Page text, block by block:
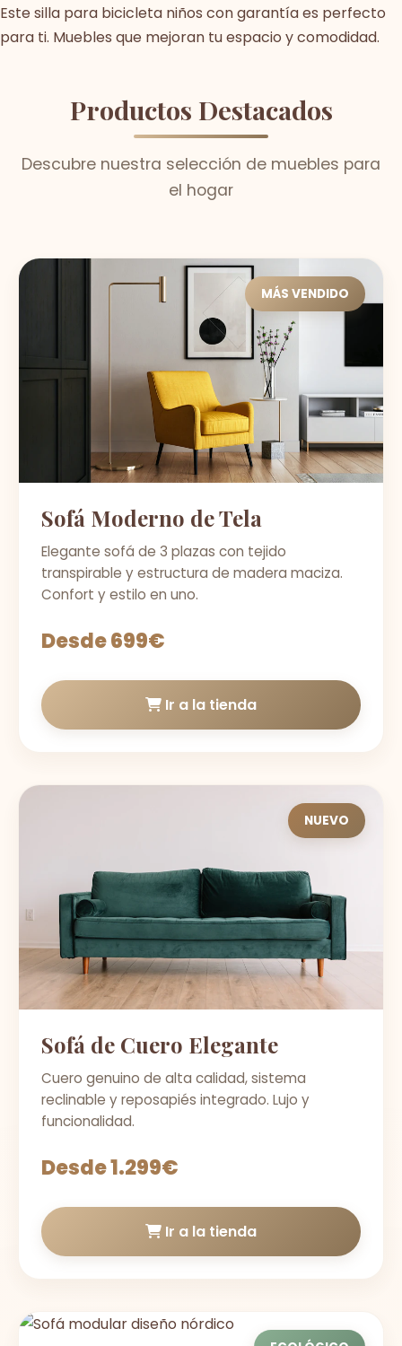
Este silla para bicicleta niños con garantía es perfecto
para ti. Muebles que mejoran tu espacio y comodidad.
Productos Destacados
Descubre nuestra selección de muebles para
el hogar
MÁS VENDIDO
Sofá Moderno de Tela
Elegante sofá de 3 plazas con tejido
transpirable y estructura de madera maciza.
Confort y estilo en uno.
Desde 699€
Ir a la tienda
NUEVO
Sofá de Cuero Elegante
Cuero genuino de alta calidad, sistema
reclinable y reposapiés integrado. Lujo y
funcionalidad.
Desde 1.299€
Ir a la tienda